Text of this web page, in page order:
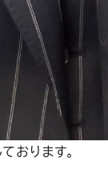
おります。